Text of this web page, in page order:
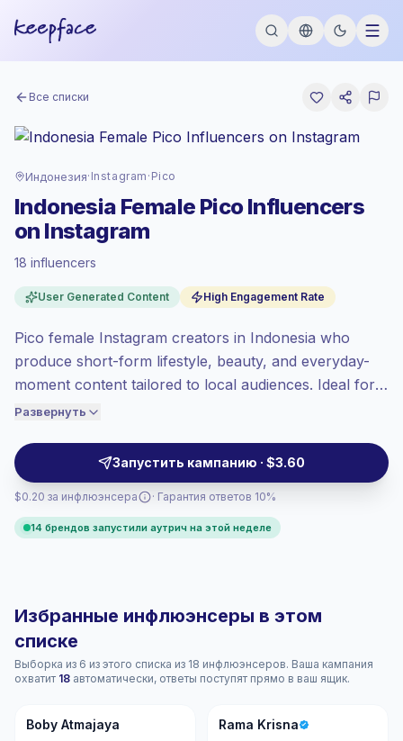
Все списки
Индонезия· Instagram · Pico
Indonesia Female Pico Influencers
on Instagram
18 influencers
User Generated Content High Engagement Rate
Pico female Instagram creators in Indonesia who
produce short-form lifestyle, beauty, and everyday-
moment content tailored to local audiences. Ideal for
brands seeking authentic, niche followings and
Campaign-ready creators with verifiable engagement.
Развернуть
Запустить кампанию · $3.60
$0.20 за инфлюэнсера
Премиум-рынок
установлен по премиум-рынок тарифу
Пико охват (0-1K), большие аудитории =
Здоровое взаимодействие (3.8%
средний ER), заинтересованные
аудитории лучше конвертируются,
соответственно.
· Гарантия ответов 10%
14 брендов запустили аутрич на этой неделе
Избранные инфлюэнсеры в этом
списке
Выборка из 6 из этого списка из 18 инфлюэнсеров. Ваша кампания
охватит 18 автоматически, ответы поступят прямо в ваш ящик.
BA
Boby Atmajaya RK
Rama Krisna